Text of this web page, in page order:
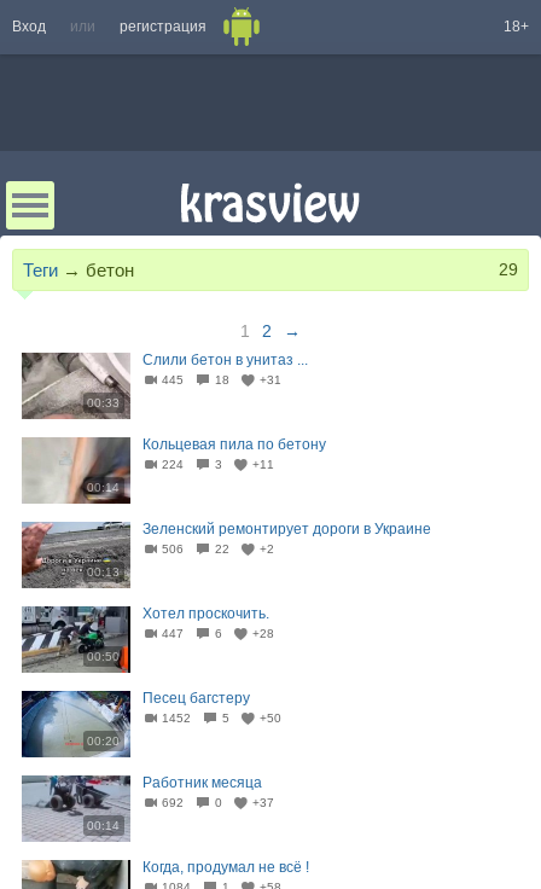
Вход или регистрация 18+
Теги → бетон 29
1 2 →
00:33
Слили бетон в унитаз ...
445 18 +31
00:14
Кольцевая пила по бетону
224 3 +11
00:13
Зеленский ремонтирует дороги в Украине
506 22 +2
00:50
Хотел проскочить.
447 6 +28
00:20
Песец багстеру
1452 5 +50
00:14
Работник месяца
692 0 +37
Когда, продумал не всё !